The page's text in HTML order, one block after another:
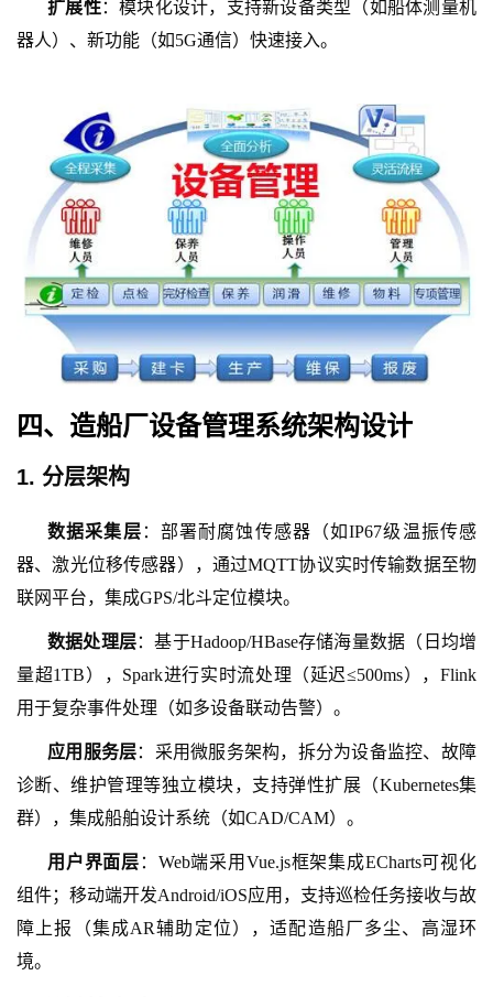
扩展性：模块化设计，支持新设备类型（如船体测量机
器人）、新功能（如5G通信）快速接入。
四、造船厂设备管理系统架构设计
1. 分层架构
数据采集层 ：部署耐腐蚀传感器（如IP67级温振传感
器、激光位移传感器），通过MQTT协议实时传输数据至物
联网平台，集成GPS/北斗定位模块。
数据处理层：基于Hadoop/HBase存储海量数据（日均增
量超1TB），Spark进行实时流处理（延迟≤500ms），Flink
用于复杂事件处理（如多设备联动告警）。
应用服务层：采用微服务架构，拆分为设备监控、故障
诊断、维护管理等独立模块，支持弹性扩展（Kubernetes集
群），集成船舶设计系统（如CAD/CAM）。
用户界面层 ： Web端采用Vue.js框架集成ECharts可视化
组件；移动端开发Android/iOS应用，支持巡检任务接收与故
障上报（集成AR辅助定位），适配造船厂多尘、高湿环
境。